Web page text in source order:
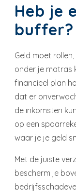
Heb je
buffer?
Geld moet
onder je matras
financieel plan
dat er
de inkomsten
op een
waar je je geld
Met de juiste
bescherm je